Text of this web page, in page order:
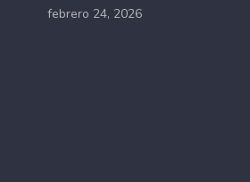
febrero 24, 2026